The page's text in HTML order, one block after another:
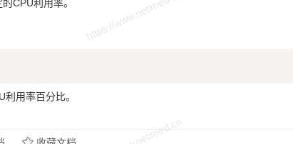
CPU利用率。
用率百分比。